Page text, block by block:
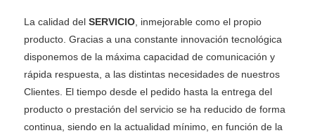
La calidad del SERVICIO, inmejorable como el propio
producto. Gracias a una constante innovación tecnológica
disponemos de la máxima capacidad de comunicación y
rápida respuesta, a las distintas necesidades de nuestros
Clientes. El tiempo desde el pedido hasta la entrega del
producto o prestación del servicio se ha reducido de forma
continua, siendo en la actualidad mínimo, en función de la